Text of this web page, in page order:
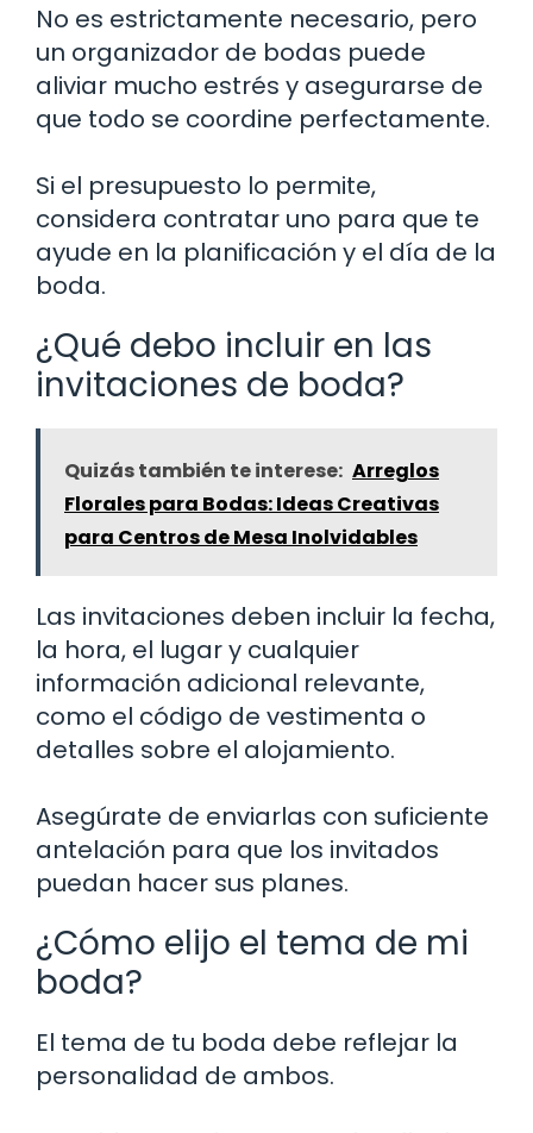
No es estrictamente necesario, pero
un organizador de bodas puede
aliviar mucho estrés y asegurarse de
que todo se coordine perfectamente.
Si el presupuesto lo permite,
considera contratar uno para que te
ayude en la planificación y el día de la
boda.
¿Qué debo incluir en las
invitaciones de boda?
Quizás también te interese: Arreglos
Florales para Bodas: Ideas Creativas
para Centros de Mesa Inolvidables
Las invitaciones deben incluir la fecha,
la hora, el lugar y cualquier
información adicional relevante,
como el código de vestimenta o
detalles sobre el alojamiento.
Asegúrate de enviarlas con suficiente
antelación para que los invitados
puedan hacer sus planes.
¿Cómo elijo el tema de mi
boda?
El tema de tu boda debe reflejar la
personalidad de ambos.